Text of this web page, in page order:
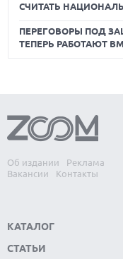
СЧИТАТЬ
ПЕРЕГОВОРЫ ПОД
ТЕПЕРЬ РАБОТАЮТ
Об издании
Реклама
Вакансии
Контакты
КАТАЛОГ
СТАТЬИ